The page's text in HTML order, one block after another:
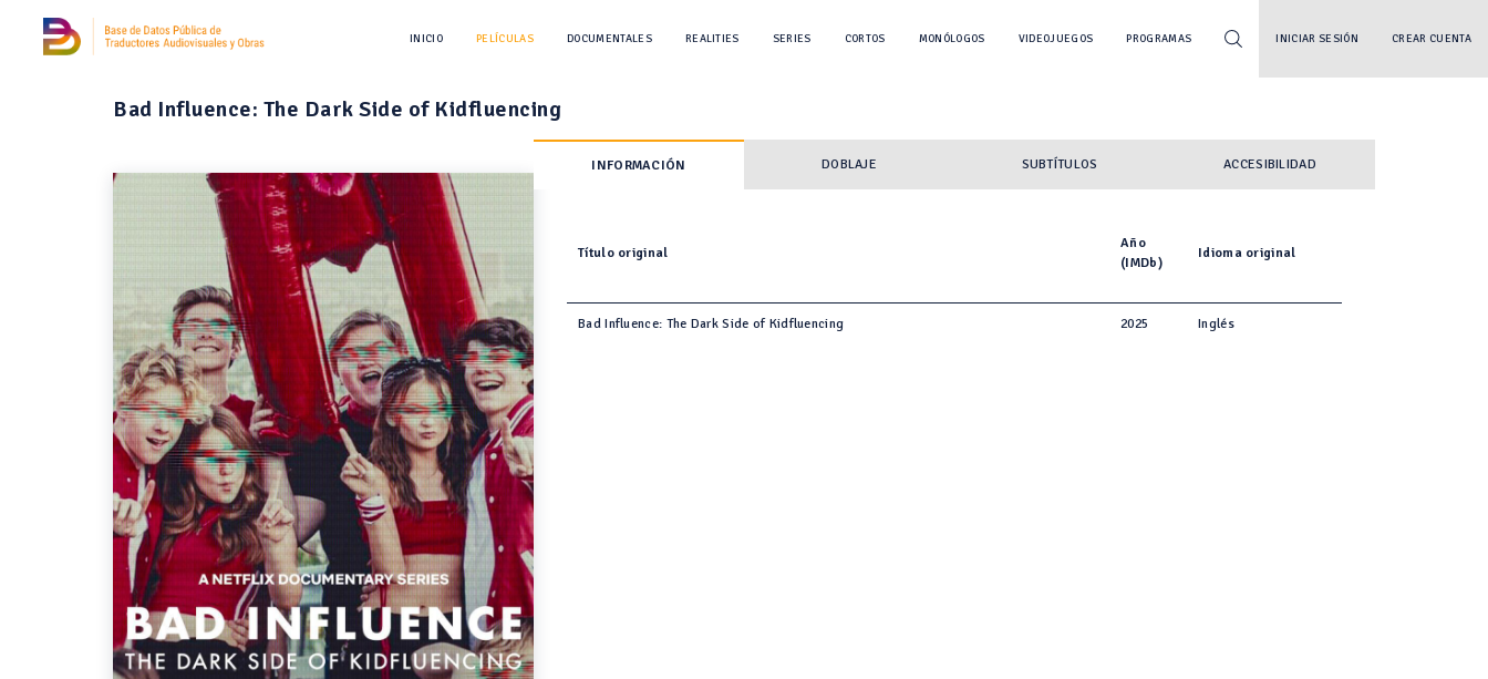
INICIO PELÍCULAS DOCUMENTALES REALITIES SERIES CORTOS MONÓLOGOS VIDEOJUEGOS PROGRAMAS INICIAR SESIÓN CREAR CUENTA
Bad Influence: The Dark Side of Kidfluencing
INFORMACIÓN DOBLAJE SUBTÍTULOS ACCESIBILIDAD
Título original
Año
(IMDb)
Idioma original
Bad Influence: The Dark Side of Kidfluencing 2025 Inglés